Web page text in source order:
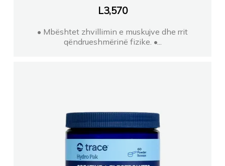
L3,570
• Mbështet zhvillimin e muskujve dhe rrit
qëndrueshmërinë fizike. •...